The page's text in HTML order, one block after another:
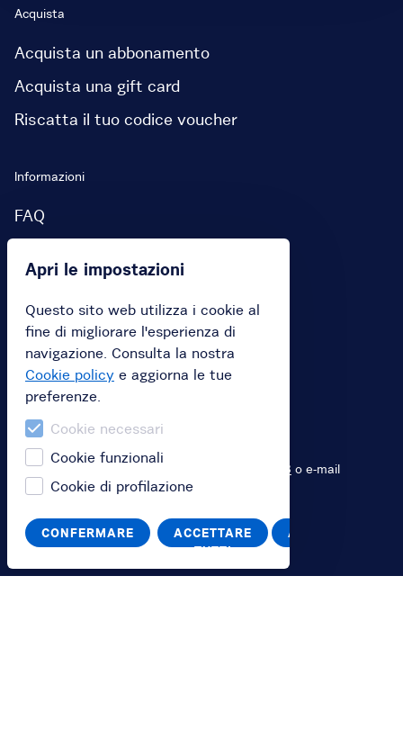
Acquista
Acquista un abbonamento
Acquista una gift card
Riscatta il tuo codice voucher
Informazioni
FAQ
Tu
Accedi
Switch to English
Passa all'italiano
Guida
Contattaci tramite chat, telefono 800 896 948 o e-mail
info@bikeverona.it
Apri le impostazioni
Questo sito web utilizza i cookie al
fine di migliorare l'esperienza di
navigazione. Consulta la nostra
Cookie policy e aggiorna le tue
preferenze.
Cookie necessari
Cookie funzionali
Cookie di profilazione
CONFERMARE
ACCETTARE
TUTTI
ANNULLA